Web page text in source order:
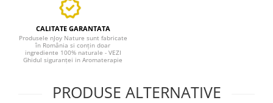
CALITATE GARANTATA
Produsele nJoy Nature sunt fabricate
în România si conțin doar
ingrediente 100% naturale - VEZI
Ghidul siguranței in Aromaterapie
PRODUSE ALTERNATIVE